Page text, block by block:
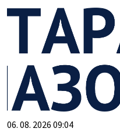
06. 08. 2026 09:04